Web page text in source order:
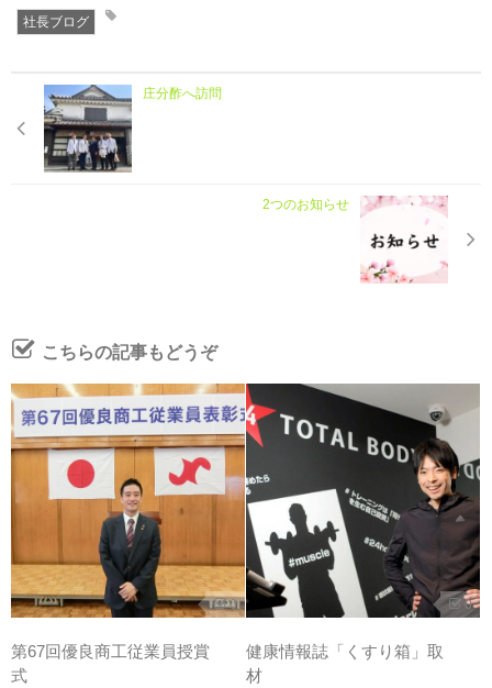
社長ブログ
庄分酢へ訪問
2つのお知らせ
こちらの記事もどうぞ
0
第67回優良商工従業員授賞
式
0
健康情報誌「くすり箱」取
材